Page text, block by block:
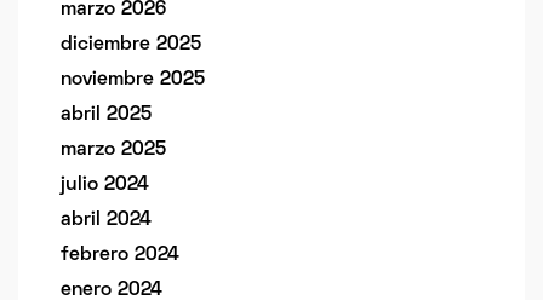
marzo 2026
diciembre 2025
noviembre 2025
abril 2025
marzo 2025
julio 2024
abril 2024
febrero 2024
enero 2024